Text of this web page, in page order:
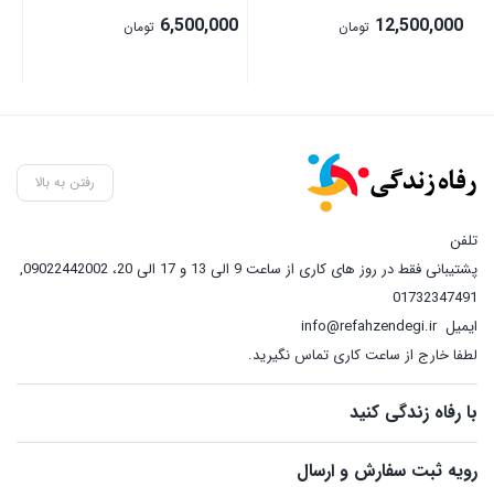
12,500,000 تومان 6,500,000 تومان
رفتن به بالا
تلفن
پشتیبانی فقط در روز های کاری از ساعت 9 الی 13 و 17 الی 20، 09022442002
,
01732347491
ایمیلinfo@refahzendegi.ir
لطفا خارج از ساعت کاری تماس نگیرید.
با رفاه زندگی کنید
رویه ثبت سفارش و ارسال